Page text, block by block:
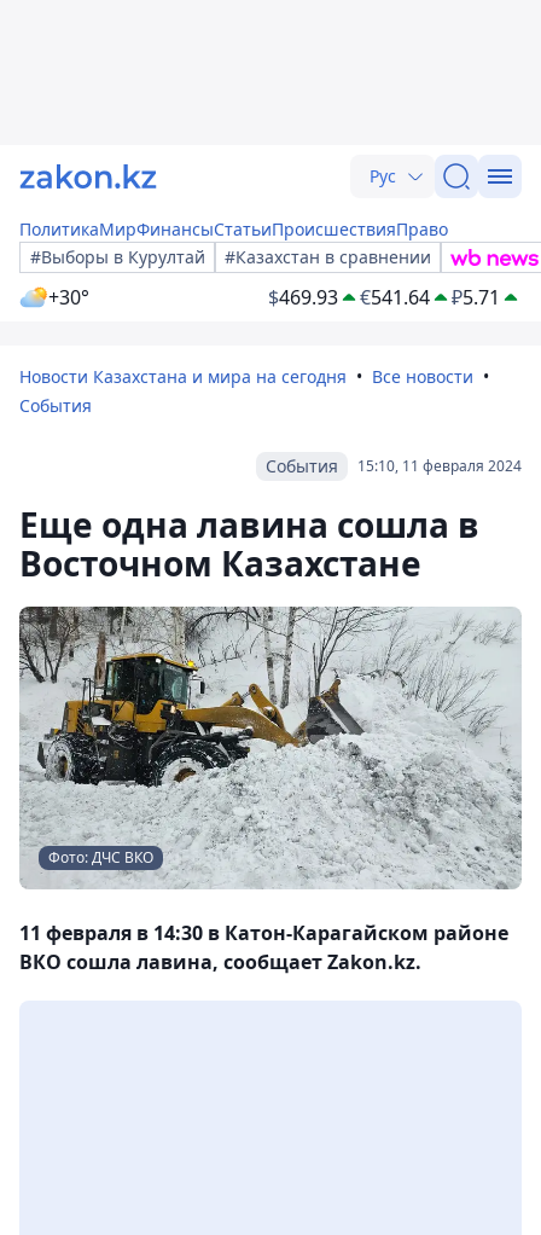
Рус
ПолитикаМирФинансыСтатьиПроисшествияПраво
#Выборы в Курултай
#Казахстан в сравнении
+30° $469.93 €541.64 ₽5.71
Новости Казахстана и мира на сегодня
Все новости
События
15:10, 11 февраля 2024
События
Еще одна лавина сошла в
Восточном Казахстане
Фото: ДЧС ВКО
11 февраля в 14:30 в Катон-Карагайском районе
ВКО сошла лавина, сообщает Zakon.kz.